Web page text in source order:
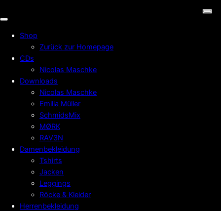
Shop
Zurück zur Homepage
CDs
Nicolas Maschke
Downloads
Nicolas Maschke
Emilia Müller
SchmidsMix
MØRK
RAV3N
Damenbekleidung
Tshirts
Jacken
Leggings
Röcke & Kleider
Herrenbekleidung